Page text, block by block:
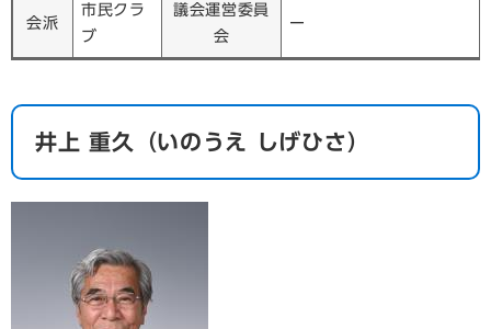
会派
市民クラ
ブ
議会運営委員
会
ー
井上 重久（いのうえ しげひさ）